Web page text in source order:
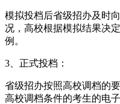
模拟投档后省级招办及时
况，高校根据模拟结果决
例。
3、正式投档：
省级招办按照高校调档的
高校调档条件的考生的电